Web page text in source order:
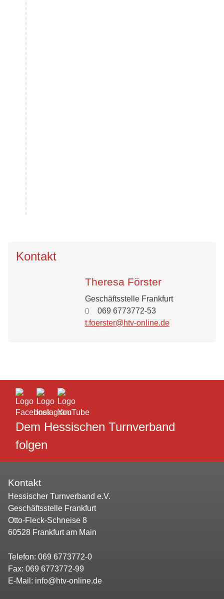
Kontakt
Theresa Förster
Geschäftsstelle Frankfurt
069 6773772-53
t.foerster@htv-online.de
Dem Hessischen Turnverband
folgen
Kontakt
Hessischer Turnverband e.V.
Geschäftsstelle Frankfurt
Otto-Fleck-Schneise 8
60528 Frankfurt am Main
Telefon: 069 6773772-0
Fax: 069 6773772-99
E-Mail: info@htv-online.de